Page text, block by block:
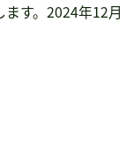
す。2024年12月